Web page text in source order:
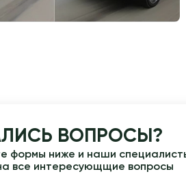
ВОПРОСЫ?
формы ниже и наши
все интересующщие вопросы